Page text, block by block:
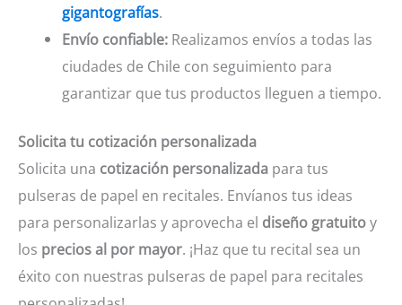
gigantografías.
Envío confiable: Realizamos envíos a todas las
ciudades de Chile con seguimiento para
garantizar que tus productos lleguen a tiempo.
Solicita tu cotización personalizada
Solicita una cotización personalizada para tus
pulseras de papel en recitales. Envíanos tus ideas
para personalizarlas y aprovecha el diseño gratuitoy
los precios al por mayor. ¡Haz que tu recital sea un
éxito con nuestras pulseras de papel para recitales